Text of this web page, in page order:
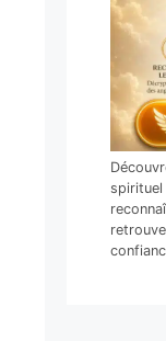
spirituel